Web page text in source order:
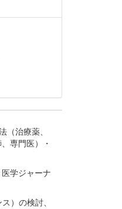
治療薬、
専門医）・
学ジャーナ
）の検討、